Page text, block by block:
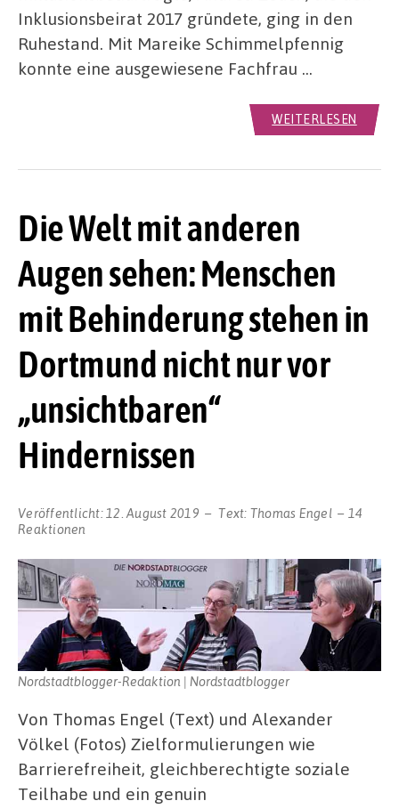
Inklusionsbeirat 2017 gründete, ging in den
Ruhestand. Mit Mareike Schimmelpfennig
konnte eine ausgewiesene Fachfrau …
WEITERLESEN
Die Welt mit anderen
Augen sehen: Menschen
mit Behinderung stehen in
Dortmund nicht nur vor
„unsichtbaren“
Hindernissen
Veröffentlicht: 12. August 2019 Text: Thomas Engel
14
Reaktionen
Nordstadtblogger-Redaktion | Nordstadtblogger
Von Thomas Engel (Text) und Alexander
Völkel (Fotos) Zielformulierungen wie
Barrierefreiheit, gleichberechtigte soziale
Teilhabe und ein genuin